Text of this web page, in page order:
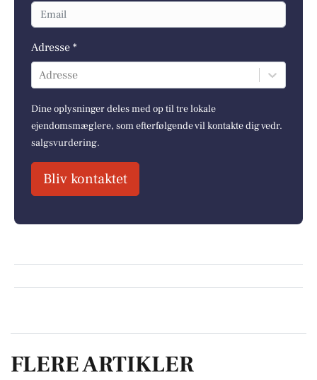
Adresse *
Adresse
Dine oplysninger deles med op til tre lokale
ejendomsmæglere, som efterfølgende vil kontakte dig vedr.
salgsvurdering.
Bliv kontaktet
FLERE ARTIKLER